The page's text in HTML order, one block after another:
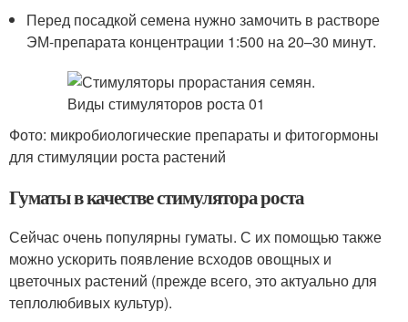
Перед посадкой семена нужно замочить в растворе
ЭМ-препарата концентрации 1:500 на 20–30 минут.
Фото: микробиологические препараты и фитогормоны
для стимуляции роста растений
Гуматы в качестве стимулятора роста
Сейчас очень популярны гуматы. С их помощью также
можно ускорить появление всходов овощных и
цветочных растений (прежде всего, это актуально для
теплолюбивых культур).